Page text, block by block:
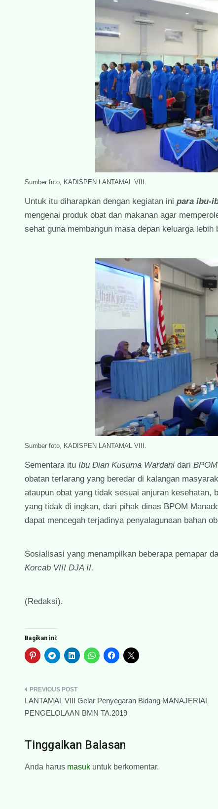
Sumber foto, KADISPEN LANTAMAL VIII.
Untuk itu diharapkan dengan kegiatan ini para ibu-
mengenai produk obat dan makanan agar
sehat guna membangun masa depan keluarga lebih
Sumber foto, KADISPEN LANTAMAL VIII.
Sementara itu Ibu Dian Kusuma Wardani dari
obatan terlarang yang beredar di kalangan
ataupun obat yang tidak sesuai anjuran kesehatan,
yang tidak di ingkan, dari pihak dinas BPOM
dapat mencegah terjadinya penyalagunaan bahan
Sosialisasi yang menampilkan beberapa pemapar
Korcab VIII DJA II.
(Redaksi).
Bagikan ini:
Navigasi
pos
LANTAMAL VIII Gelar Penyegaran Bidang MANAJERIAL
PENGELOLAAN BMN TA.2019
Tinggalkan Balasan
Anda harus masuk untuk berkomentar.